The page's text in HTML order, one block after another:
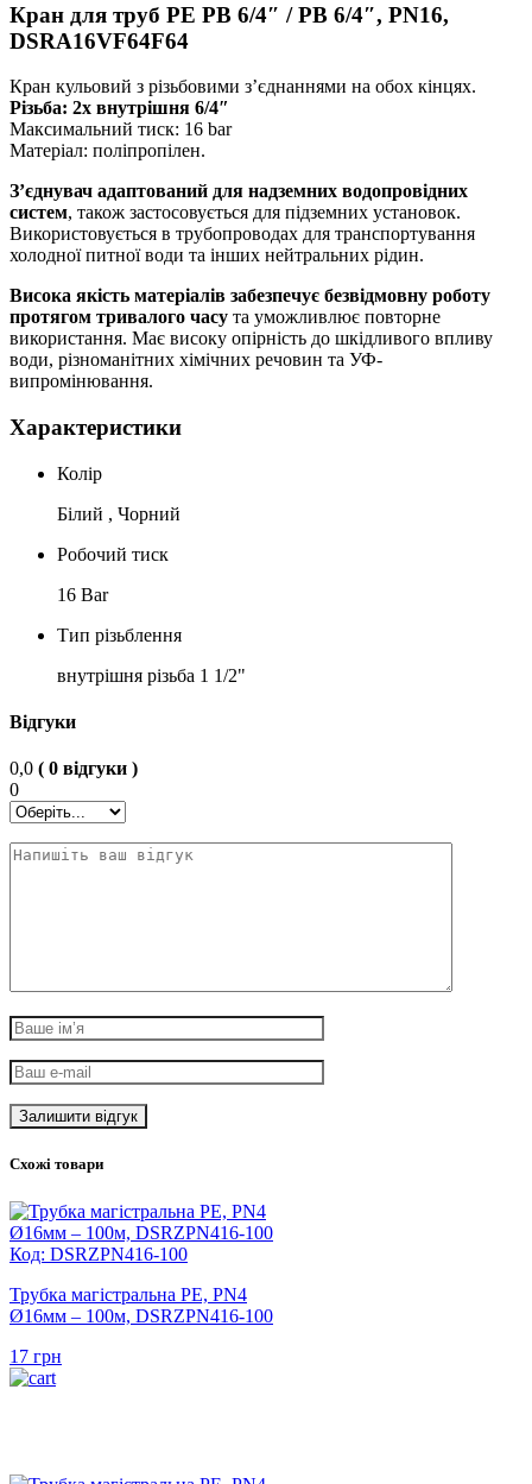
Кран для труб PE РВ 6/4″ / РВ 6/4″, PN16,
DSRA16VF64F64
Кран кульовий з різьбовими з’єднаннями на обох кінцях.
Різьба: 2х внутрішня 6/4″
Максимальний тиск: 16 bar
Матеріал: поліпропілен.
З’єднувач адаптований для надземних водопровідних
систем, також застосовується для підземних установок.
Використовується в трубопроводах для транспортування
холодної питної води та інших нейтральних рідин.
Висока якість матеріалів забезпечує безвідмовну роботу
протягом тривалого часу та уможливлює повторне
використання. Має високу опірність до шкідливого впливу
води, різноманітних хімічних речовин та УФ-
випромінювання.
Характеристики
Колір
Білий , Чорний
Робочий тиск
16 Bar
Тип різьблення
внутрішня різьба 1 1/2"
Відгуки
0,0 ( 0 відгуки )
0
Схожі товари
Код: DSRZPN416-100
Трубка магістральна PE, PN4
Ø16мм – 100м, DSRZPN416-100
17 грн